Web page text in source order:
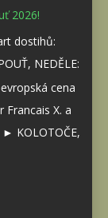
2026!
dostihů:
NEDĚLE:
cena
X. a
KOLOTOČE,